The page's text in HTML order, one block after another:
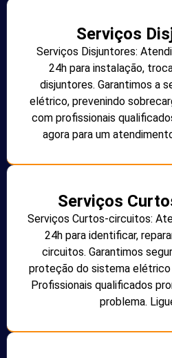
Serviços
Serviços Disjuntores:
24h para instalação,
disjuntores. Garantimos a
elétrico, prevenindo
com profissionais
agora para um
Serviços
Serviços Curtos-circuitos:
24h para identificar,
circuitos. Garantimos
proteção do sistema
Profissionais qualificados
problema.